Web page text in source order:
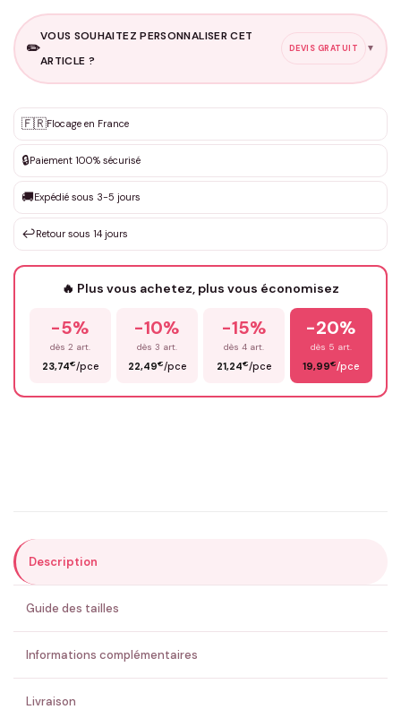
✏️
VOUS SOUHAITEZ PERSONNALISER CET
ARTICLE ?
DEVIS GRATUIT ▼
✨ Personnalisation sur mesure
DEVIS GRATUIT · Personnalisation de 3 à 10€ selon la demande
Que souhaitez-vous ?*
Votre texte / idée*
Prénom*
ENVOYER MA DEMANDE ✨
💚 Retour sous 24-48h🇫🇷 Flocage en France✅ Validation avant fabrication
🇫🇷Flocage en France
🔒Paiement 100% sécurisé
🚚Expédié sous 3-5 jours
↩️Retour sous 14 jours
🔥 Plus vous achetez, plus vous économisez
-5%
dès 2 art.
23,74€/pce
-10%
dès 3 art.
22,49€/pce
-15%
dès 4 art.
21,24€/pce
-20%
dès 5 art.
19,99€/pce
Description
Guide des tailles
Informations complémentaires
Livraison